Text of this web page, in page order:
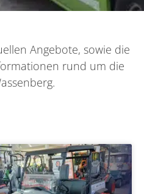
Angebote, sowie die
rund um die